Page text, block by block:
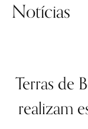
Notícias
Terras de
realizam